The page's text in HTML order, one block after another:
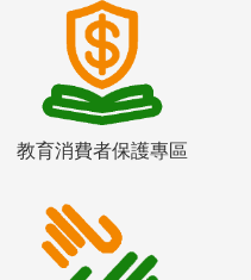
教育消費者保護專區